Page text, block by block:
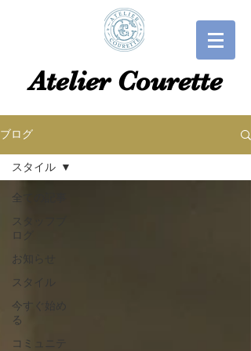
​​Atelier Courette​
ブログ
全ての記事
スタッフブ
ログ
お知らせ
スタイル
今すぐ始め
る
コミュニテ
スタイル